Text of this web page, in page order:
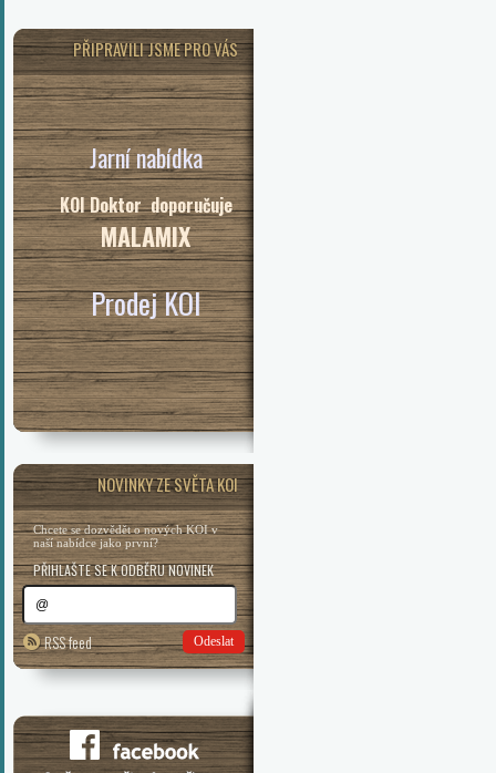
PŘIPRAVILI JSME PRO VÁS
Jarní nabídka
KOI Doktor doporučuje
MALAMIX
Prodej KOI
NOVINKY ZE SVĚTA KOI
Chcete se dozvědět o nových KOI v
naší nabídce jako první?
PŘIHLAŠTE SE K ODBĚRU NOVINEK
RSS feed Odeslat